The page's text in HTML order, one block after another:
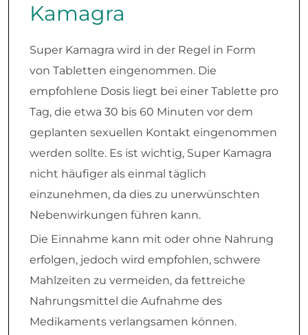
Kamagra
Super Kamagra wird in der Regel in Form
von Tabletten eingenommen. Die
empfohlene Dosis liegt bei einer Tablette pro
Tag, die etwa 30 bis 60 Minuten vor dem
geplanten sexuellen Kontakt eingenommen
werden sollte. Es ist wichtig, Super Kamagra
nicht häufiger als einmal täglich
einzunehmen, da dies zu unerwünschten
Nebenwirkungen führen kann.
Die Einnahme kann mit oder ohne Nahrung
erfolgen, jedoch wird empfohlen, schwere
Mahlzeiten zu vermeiden, da fettreiche
Nahrungsmittel die Aufnahme des
Medikaments verlangsamen können.